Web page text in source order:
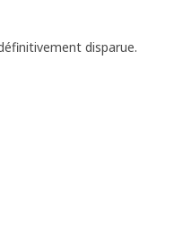
disparue.